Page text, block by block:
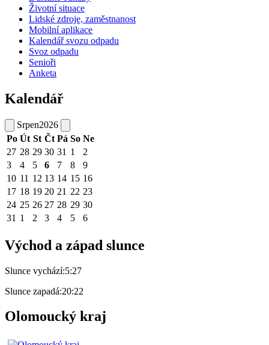
Životní situace
Lidské zdroje, zaměstnanost
Mobilní aplikace
Kalendář svozu odpadu
Svoz odpadu
Senioři
Anketa
Kalendář
Srpen2026
Po Út St Čt Pá So Ne
27 28 29 30 31 1
2
3
4 5 6 7 8
9
10 11 12 13 14 15 16
17 18 19 20 21 22 23
24 25 26 27 28 29 30
31 1 2 3 4 5 6
Východ a západ slunce
Slunce vychází:5:27
Slunce zapadá:20:22
Olomoucký kraj